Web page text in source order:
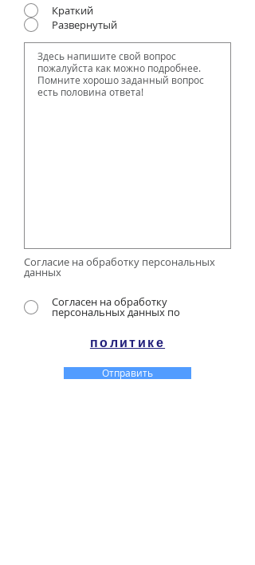
Краткий
Развернутый
Согласие на обработку персональных
данных
Согласен на обработку
персональных данных по
политике
Отправить